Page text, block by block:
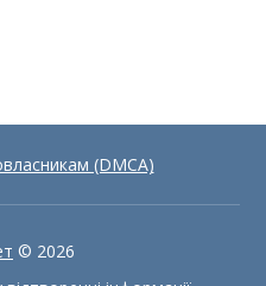
(DMCA)
© 2026